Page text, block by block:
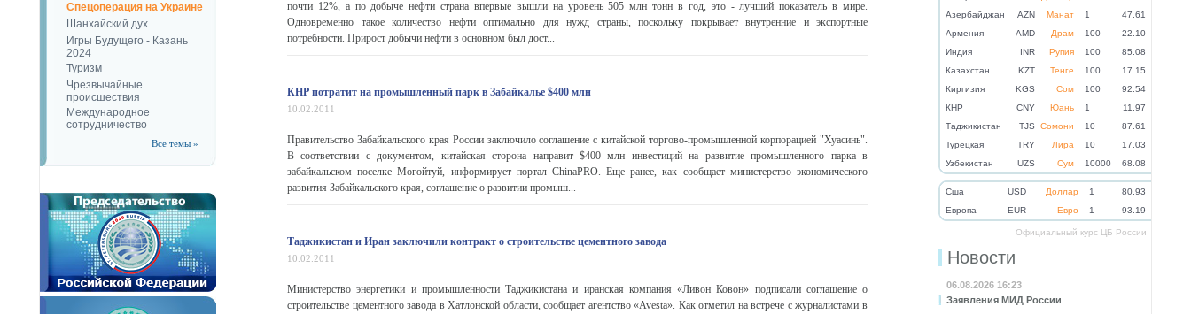
Азербайджан
AZN Манат 1
47.61
Армения
AMD Драм 100
22.10
Индия
INR Рупия 100
85.08
Казахстан
KZT Тенге 100
17.15
Киргизия
KGS Сом 100
92.54
КНР
CNY Юань 1
11.97
Таджикистан
TJS Сомони 10
87.61
Турецкая
TRY Лира 10
17.03
Узбекистан
UZS Сум 10000 68.08
Cша USD Доллар 1
80.93
Eвропа
EUR Евро 1 93.19
Официальный курс ЦБ России
Новости
06.08.2026 16:23
Заявления МИД России
Спецоперация на Украине
Шанхайский дух
Игры Будущего - Казань
2024
Туризм
Чрезвычайные
происшествия
Международное
сотрудничество
Все темы »
почти 12%, а по добыче нефти страна впервые вышли на уровень 505 млн тонн в год, это - лучший показатель в мире.
Одновременно такое количество нефти оптимально для нужд страны, поскольку покрывает внутренние и экспортные
потребности. Прирост добычи нефти в основном был дост...
КНР потратит на промышленный парк в Забайкалье $400 млн
10.02.2011
Правительство Забайкальского края России заключило соглашение с китайской торгово-промышленной корпорацией "Хуасинь".
В соответствии с документом, китайская сторона направит $400 млн инвестиций на развитие промышленного парка в
забайкальском поселке Могойтуй, информирует портал ChinaPRO. Еще ранее, как сообщает министерство экономического
развития Забайкальского края, соглашение о развитии промыш...
Таджикистан и Иран заключили контракт о строительстве цементного завода
10.02.2011
Министерство энергетики и промышленности Таджикистана и иранская компания «Ливон Ковон» подписали соглашение о
строительстве цементного завода в Хатлонской области, сообщает агентство «Avesta». Как отметил на встрече с журналистами в